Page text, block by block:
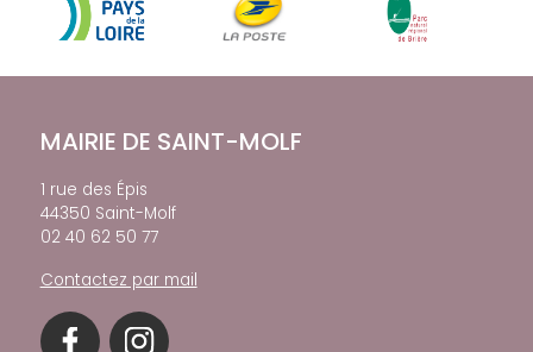
MAIRIE DE SAINT-MOLF
1 rue des Épis
44350 Saint-Molf
02 40 62 50 77
Contactez par mail